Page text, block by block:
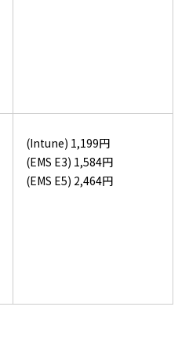
(Intune) 1,199円
(EMS E3) 1,584円
(EMS E5) 2,464円